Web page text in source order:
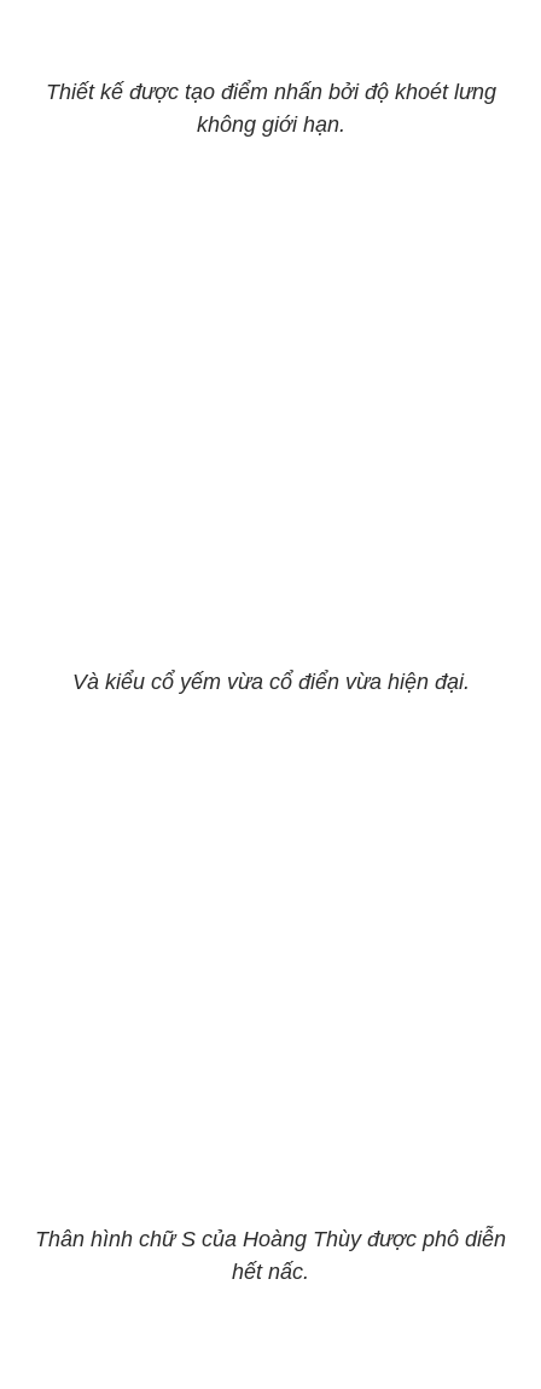
Thiết kế được tạo điểm nhấn bởi độ khoét lưng
không giới hạn.
Và kiểu cổ yếm vừa cổ điển vừa hiện đại.
Thân hình chữ S của Hoàng Thùy được phô diễn
hết nấc.